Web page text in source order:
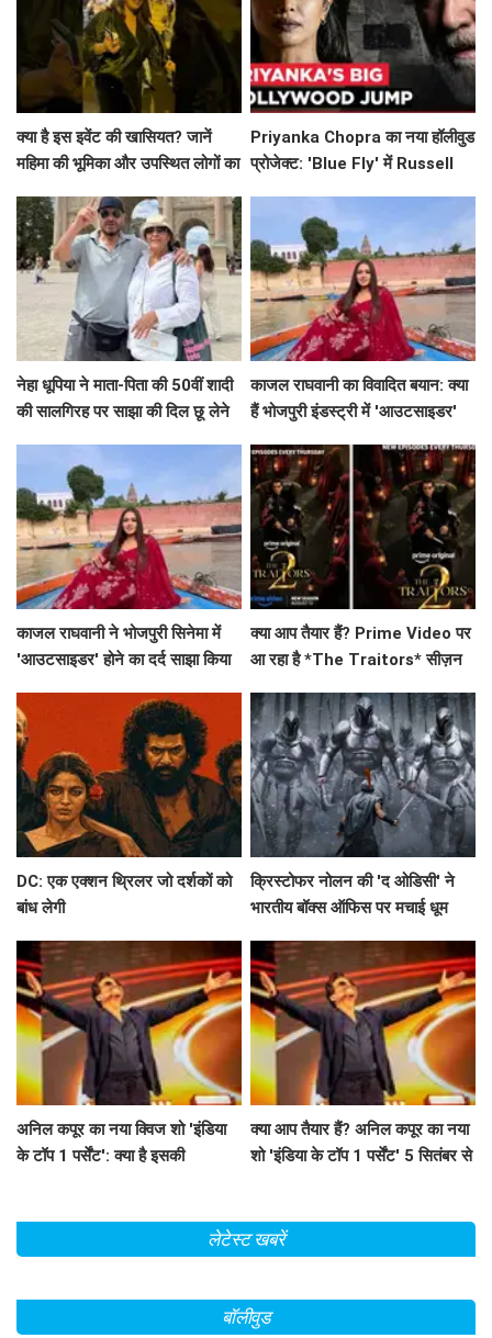
क्या है इस इवेंट की खासियत? जानें
महिमा की भूमिका और उपस्थित लोगों का
Priyanka Chopra का नया हॉलीवुड
प्रोजेक्ट: 'Blue Fly' में Russell
नेहा धूपिया ने माता-पिता की 50वीं शादी
की सालगिरह पर साझा की दिल छू लेने
काजल राघवानी का विवादित बयान: क्या
हैं भोजपुरी इंडस्ट्री में 'आउटसाइडर'
काजल राघवानी ने भोजपुरी सिनेमा में
'आउटसाइडर' होने का दर्द साझा किया
क्या आप तैयार हैं? Prime Video पर
आ रहा है *The Traitors* सीज़न
DC: एक एक्शन थ्रिलर जो दर्शकों को
बांध लेगी
क्रिस्टोफर नोलन की 'द ओडिसी' ने
भारतीय बॉक्स ऑफिस पर मचाई धूम
अनिल कपूर का नया क्विज शो 'इंडिया
के टॉप 1 पर्सेंट': क्या है इसकी
क्या आप तैयार हैं? अनिल कपूर का नया
शो 'इंडिया के टॉप 1 पर्सेंट' 5 सितंबर से
लेटेस्ट खबरें
बॉलीवुड